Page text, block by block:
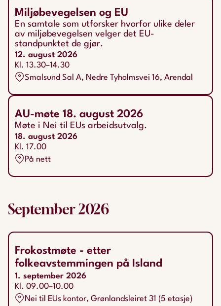
Miljøbevegelsen og EU
En samtale som utforsker hvorfor ulike deler
av miljøbevegelsen velger det EU-
standpunktet de gjør.
12. august 2026
Kl. 13.30–14.30
Smalsund Sal A, Nedre Tyholmsvei 16, Arendal
AU-møte 18. august 2026
Møte i Nei til EUs arbeidsutvalg.
18. august 2026
Kl. 17.00
På nett
September2026
Frokostmøte - etter
folkeavstemmingen på Island
1. september 2026
Kl. 09.00–10.00
Nei til EUs kontor, Grønlandsleiret 31 (5 etasje)